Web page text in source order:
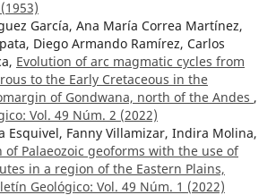
García, Ana María Correa Martínez,
Diego Armando Ramírez, Carlos
Evolution of arc magmatic cycles from
to the Early Cretaceous in the
of Gondwana, north of the Andes ,
Vol. 49 Núm. 2 (2022)
Esquivel, Fanny Villamizar, Indira Molina,
Palaeozoic geoforms with the use of
in a region of the Eastern Plains,
Geológico: Vol. 49 Núm. 1 (2022)